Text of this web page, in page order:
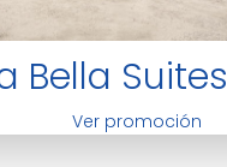
Bella Suites
Ver promoción